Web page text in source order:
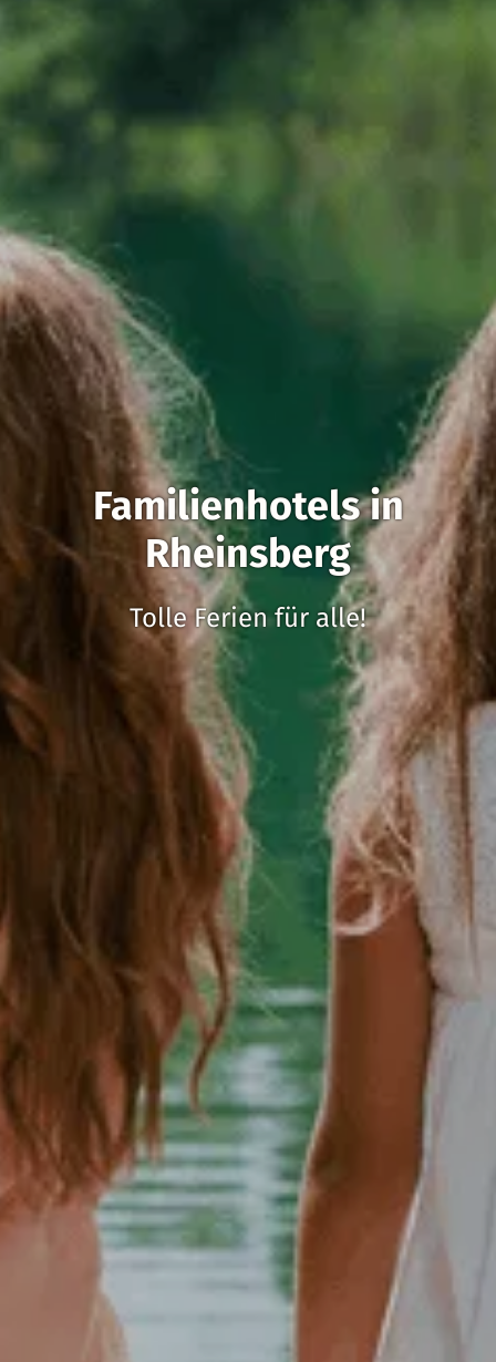
Familienhotels in
Rheinsberg
Tolle Ferien für alle!